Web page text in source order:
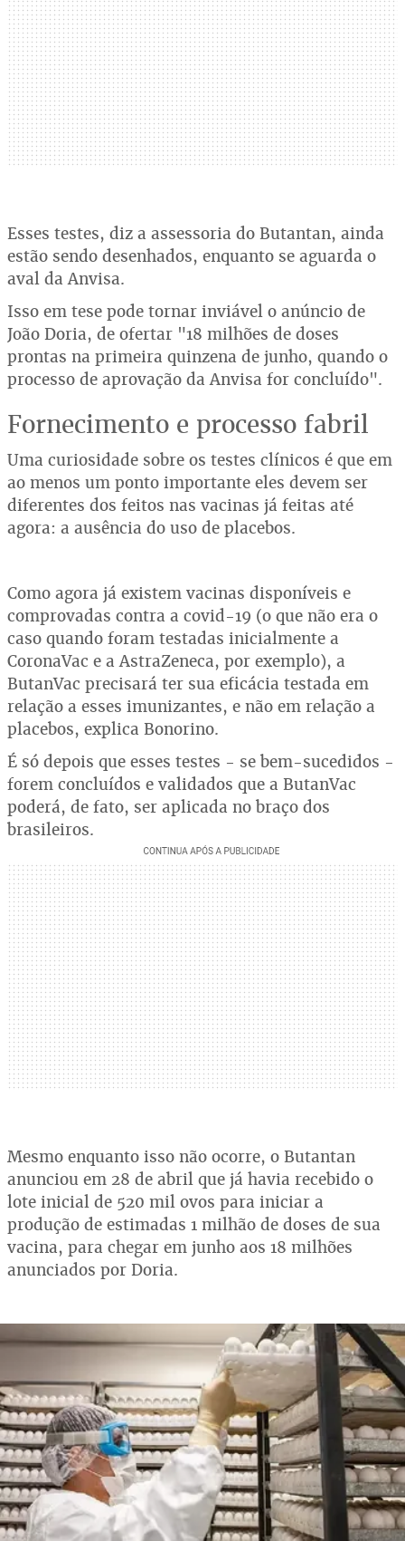
Esses testes, diz a assessoria do Butantan, ainda
estão sendo desenhados, enquanto se aguarda o
aval da Anvisa.
Isso em tese pode tornar inviável o anúncio de
João Doria, de ofertar "18 milhões de doses
prontas na primeira quinzena de junho, quando o
processo de aprovação da Anvisa for concluído".
Fornecimento e processo fabril
Uma curiosidade sobre os testes clínicos é que em
ao menos um ponto importante eles devem ser
diferentes dos feitos nas vacinas já feitas até
agora: a ausência do uso de placebos.
Como agora já existem vacinas disponíveis e
comprovadas contra a covid-19 (o que não era o
caso quando foram testadas inicialmente a
CoronaVac e a AstraZeneca, por exemplo), a
ButanVac precisará ter sua eficácia testada em
relação a esses imunizantes, e não em relação a
placebos, explica Bonorino.
É só depois que esses testes - se bem-sucedidos -
forem concluídos e validados que a ButanVac
poderá, de fato, ser aplicada no braço dos
brasileiros.
Mesmo enquanto isso não ocorre, o Butantan
anunciou em 28 de abril que já havia recebido o
lote inicial de 520 mil ovos para iniciar a
produção de estimadas 1 milhão de doses de sua
vacina, para chegar em junho aos 18 milhões
anunciados por Doria.